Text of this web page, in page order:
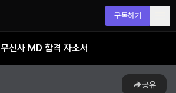
구독하기
무신사 MD 합격 자소서
공유